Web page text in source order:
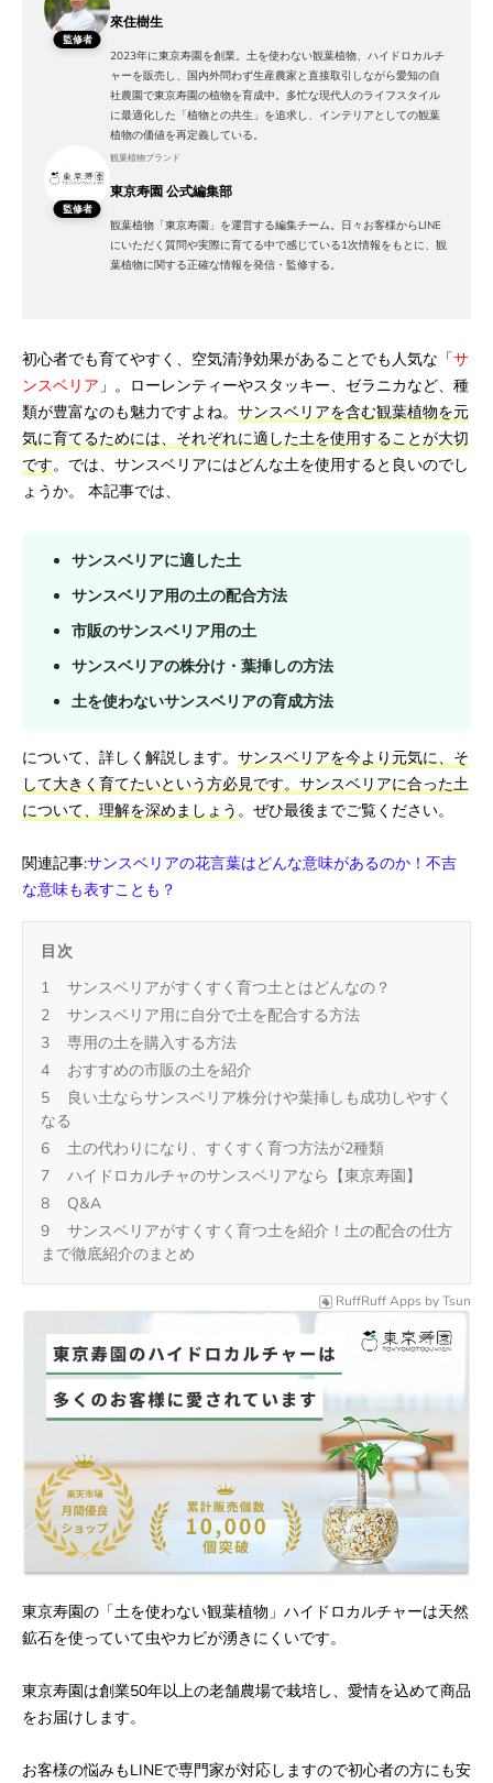
監修者
來住樹生
2023年に東京寿園を創業。土を使わない観葉植物、ハイドロカルチ
ャーを販売し、国内外問わず生産農家と直接取引しながら愛知の自
社農園で東京寿園の植物を育成中。多忙な現代人のライフスタイル
に最適化した「植物との共生」を追求し、インテリアとしての観葉
植物の価値を再定義している。
監修者
観葉植物ブランド
東京寿園 公式編集部
観葉植物「東京寿園」を運営する編集チーム。日々お客様からLINE
にいただく質問や実際に育てる中で感じている1次情報をもとに、観
葉植物に関する正確な情報を発信・監修する。
初心者でも育てやすく、空気清浄効果があることでも人気な「サ
ンスベリア」。ローレンティーやスタッキー、ゼラニカなど、種
類が豊富なのも魅力ですよね。 サンスベリアを含む観葉植物を元
気に育てるためには、それぞれに適した土を使用することが大切
です。では、サンスベリアにはどんな土を使用すると良いのでし
ょうか。 本記事では、
サンスベリアに適した土
サンスベリア用の土の配合方法
市販のサンスベリア用の土
サンスベリアの株分け・葉挿しの方法
土を使わないサンスベリアの育成方法
について、詳しく解説します。 サンスベリアを今より元気に、そ
して大きく育てたいという方必見です。サンスベリアに合った土
について、理解を深めましょう。ぜひ最後までご覧ください。
関連記事:サンスベリアの花言葉はどんな意味があるのか！不吉
な意味も表すことも？
目次
サンスベリアがすくすく育つ土とはどんなの？
サンスベリア用に自分で土を配合する方法
専用の土を購入する方法
おすすめの市販の土を紹介
良い土ならサンスベリア株分けや葉挿しも成功しやすく
なる
土の代わりになり、すくすく育つ方法が2種類
ハイドロカルチャのサンスベリアなら【東京寿園】
Q&A
サンスベリアがすくすく育つ土を紹介！土の配合の仕方
まで徹底紹介のまとめ
RuffRuff Apps byTsun
東京寿園の「土を使わない観葉植物」ハイドロカルチャーは天然
鉱石を使っていて虫やカビが湧きにくいです。
東京寿園は創業50年以上の老舗農場で栽培し、愛情を込めて商品
をお届けします。
お客様の悩みもLINEで専門家が対応しますので初心者の方にも安